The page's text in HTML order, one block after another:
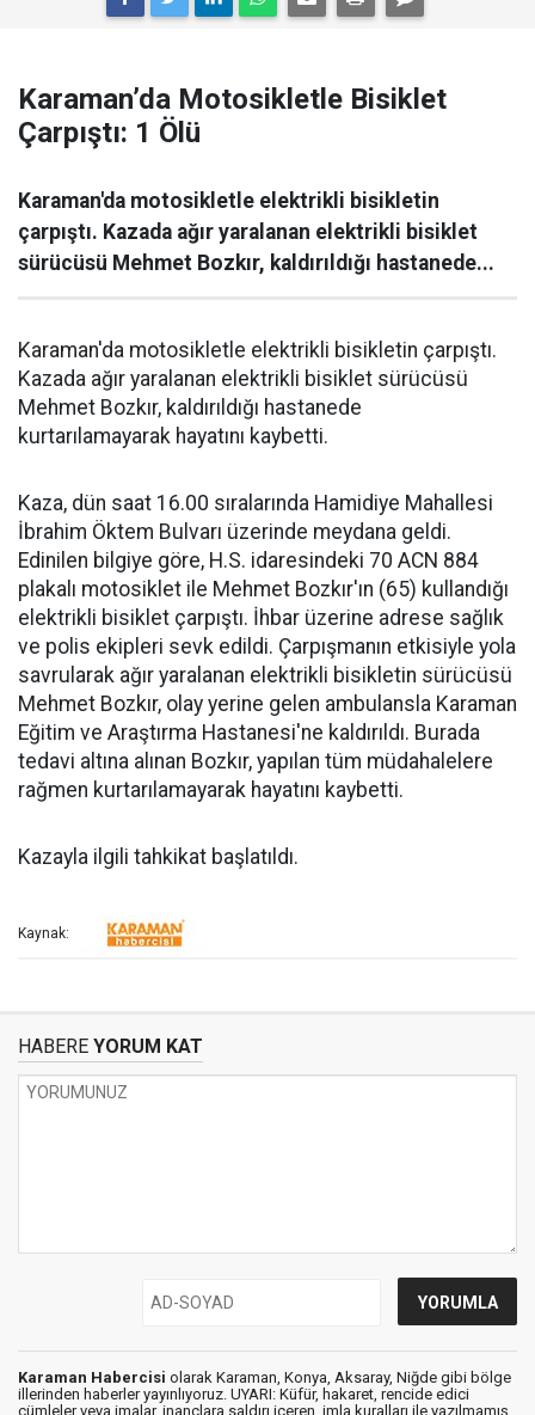
Karaman’da Motosikletle Bisiklet
Çarpıştı: 1 Ölü
Karaman'da motosikletle elektrikli bisikletin
çarpıştı. Kazada ağır yaralanan elektrikli bisiklet
sürücüsü Mehmet Bozkır, kaldırıldığı hastanede...
Karaman'da motosikletle elektrikli bisikletin çarpıştı.
Kazada ağır yaralanan elektrikli bisiklet sürücüsü
Mehmet Bozkır, kaldırıldığı hastanede
kurtarılamayarak hayatını kaybetti.
Kaza, dün saat 16.00 sıralarında Hamidiye Mahallesi
İbrahim Öktem Bulvarı üzerinde meydana geldi.
Edinilen bilgiye göre, H.S. idaresindeki 70 ACN 884
plakalı motosiklet ile Mehmet Bozkır'ın (65) kullandığı
elektrikli bisiklet çarpıştı. İhbar üzerine adrese sağlık
ve polis ekipleri sevk edildi. Çarpışmanın etkisiyle yola
savrularak ağır yaralanan elektrikli bisikletin sürücüsü
Mehmet Bozkır, olay yerine gelen ambulansla Karaman
Eğitim ve Araştırma Hastanesi'ne kaldırıldı. Burada
tedavi altına alınan Bozkır, yapılan tüm müdahalelere
rağmen kurtarılamayarak hayatını kaybetti.
Kazayla ilgili tahkikat başlatıldı.
Kaynak:
HABERE YORUM KAT
Karaman Habercisi olarak Karaman, Konya, Aksaray, Niğde gibi bölge
illerinden haberler yayınlıyoruz. UYARI: Küfür, hakaret, rencide edici
cümleler veya imalar, inançlara saldırı içeren, imla kuralları ile yazılmamış,